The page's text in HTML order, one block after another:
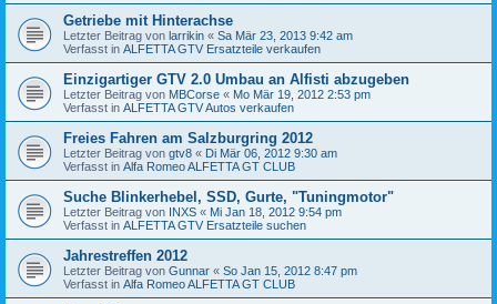
Getriebe mit Hinterachse
Letzter Beitrag von larrikin « Sa Mär 23, 2013 9:42 am
Verfasst in ALFETTA GTV Ersatzteile verkaufen
Einzigartiger GTV 2.0 Umbau an Alfisti abzugeben
Letzter Beitrag von MBCorse « Mo Mär 19, 2012 2:53 pm
Verfasst in ALFETTA GTV Autos verkaufen
Freies Fahren am Salzburgring 2012
Letzter Beitrag von gtv8 « Di Mär 06, 2012 9:30 am
Verfasst in Alfa Romeo ALFETTA GT CLUB
Suche Blinkerhebel, SSD, Gurte, "Tuningmotor"
Letzter Beitrag von INXS « Mi Jan 18, 2012 9:54 pm
Verfasst in ALFETTA GTV Ersatzteile suchen
Jahrestreffen 2012
Letzter Beitrag von Gunnar « So Jan 15, 2012 8:47 pm
Verfasst in Alfa Romeo ALFETTA GT CLUB